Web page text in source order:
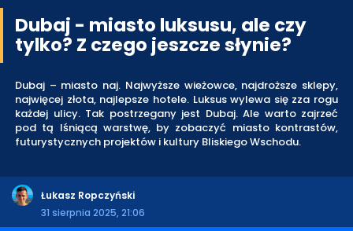
Dubaj - miasto luksusu, ale czy
tylko? Z czego jeszcze słynie?
Dubaj – miasto naj. Najwyższe wieżowce, najdroższe sklepy,
najwięcej złota, najlepsze hotele. Luksus wylewa się zza rogu
każdej ulicy. Tak postrzegany jest Dubaj. Ale warto zajrzeć
pod tą lśniącą warstwę, by zobaczyć miasto kontrastów,
futurystycznych projektów i kultury Bliskiego Wschodu.
Łukasz Ropczyński
31 sierpnia 2025, 21:06